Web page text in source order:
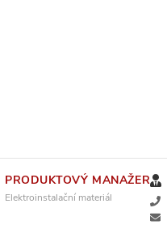
PRODUKTOVÝ MANAŽER
Elektroinstalační materiál